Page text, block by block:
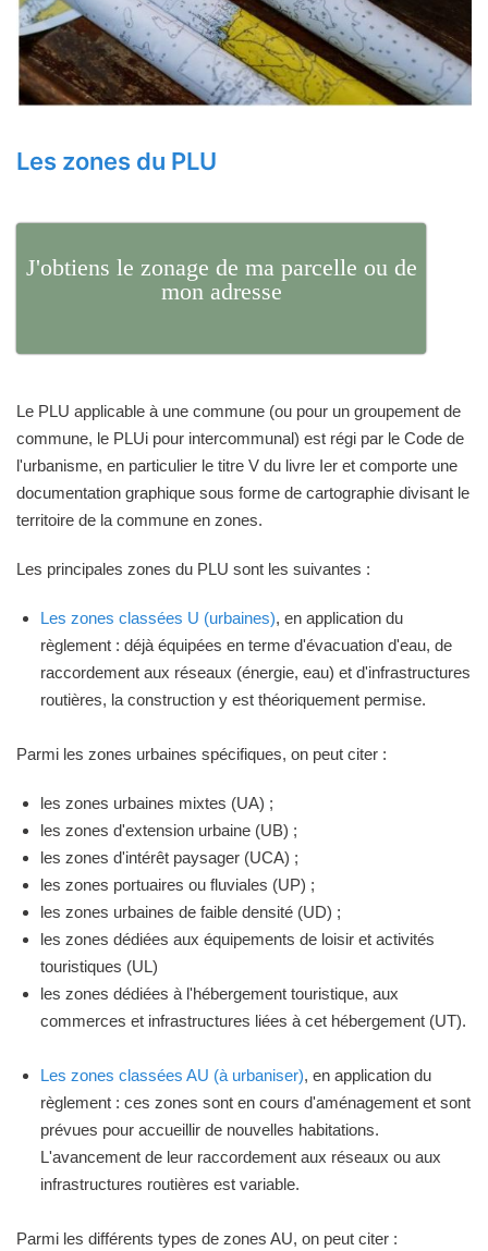
Les zones du PLU
J'obtiens le zonage de ma parcelle ou de
mon adresse
Le PLU applicable à une commune (ou pour un groupement de
commune, le PLUi pour intercommunal) est régi par le Code de
l'urbanisme, en particulier le titre V du livre Ier et comporte une
documentation graphique sous forme de cartographie divisant le
territoire de la commune en zones.
Les principales zones du PLU sont les suivantes :
Les zones classées U (urbaines), en application du
règlement : déjà équipées en terme d'évacuation d'eau, de
raccordement aux réseaux (énergie, eau) et d'infrastructures
routières, la construction y est théoriquement permise.
Parmi les zones urbaines spécifiques, on peut citer :
les zones urbaines mixtes (UA) ;
les zones d'extension urbaine (UB) ;
les zones d'intérêt paysager (UCA) ;
les zones portuaires ou fluviales (UP) ;
les zones urbaines de faible densité (UD) ;
les zones dédiées aux équipements de loisir et activités
touristiques (UL)
les zones dédiées à l'hébergement touristique, aux
commerces et infrastructures liées à cet hébergement (UT).
Les zones classées AU (à urbaniser), en application du
règlement : ces zones sont en cours d'aménagement et sont
prévues pour accueillir de nouvelles habitations.
L'avancement de leur raccordement aux réseaux ou aux
infrastructures routières est variable.
Parmi les différents types de zones AU, on peut citer :